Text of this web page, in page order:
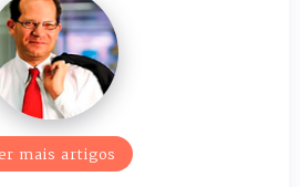
mais artigos